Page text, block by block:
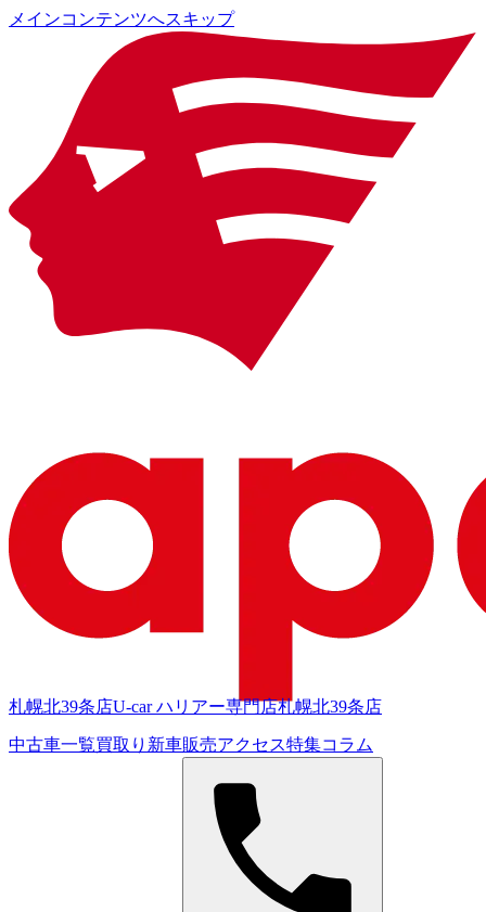
メインコンテンツへスキップ
札幌北39条店U-car ハリアー専門店札幌北39条店
中古車一覧買取り 新車販売アクセス特集コラム